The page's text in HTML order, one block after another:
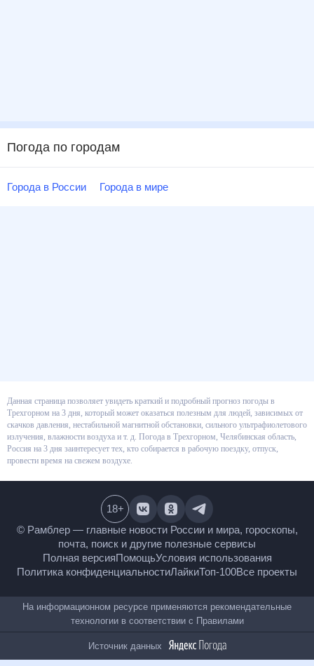
Погода по городам
Города в России Города в мире
Данная страница позволяет увидеть краткий и подробный прогноз
погоды в Трехгорном на 3 дня, который может оказаться полезным для
людей, зависимых от скачков давления, нестабильной магнитной
обстановки, сильного ультрафиолетового излучения, влажности воздуха
и т. д. Погода в Трехгорном, Челябинская область, Россия на 3 дня
заинтересует тех, кто собирается в рабочую поездку, отпуск, провести
© Рамблер — главные новости России и мира,
гороскопы, почта, поиск и другие полезные сервисы
Полная версияПомощьУсловия использования
Все проекты
18+
На информационном ресурсе применяются
рекомендательные технологии в соответствии с